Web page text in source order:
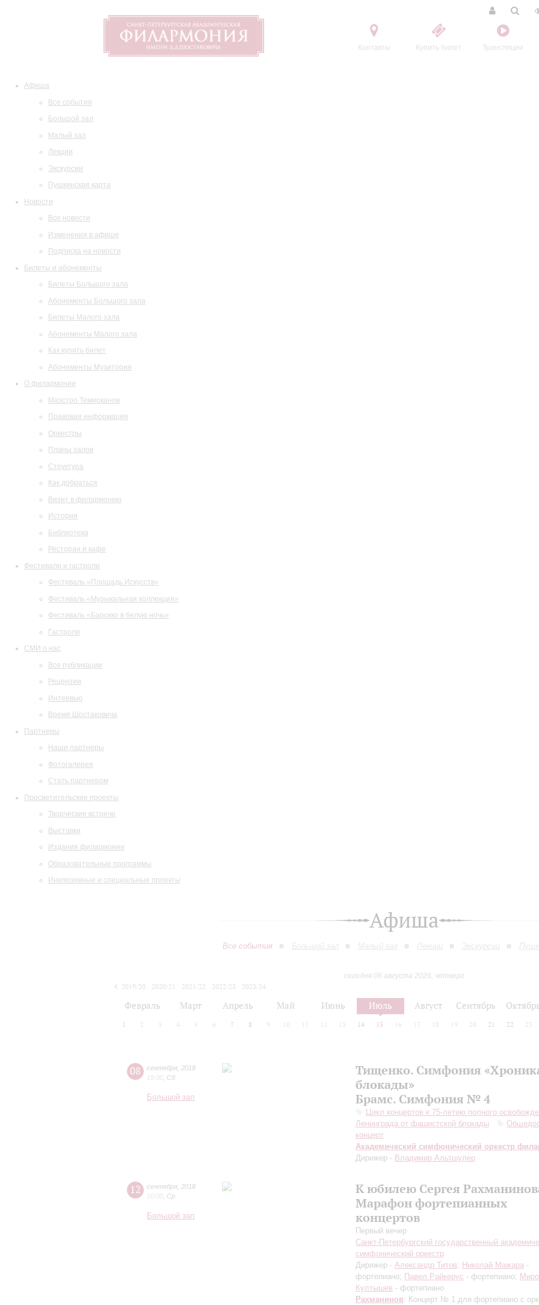
Контакты Купить билет Трансляции
Афиша
Все события
Большой зал
Малый зал
Лекции
Экскурсии
Пушкинская карта
Новости
Все новости
Изменения в афише
Подписка на новости
Билеты и абонементы
Билеты Большого зала
Абонементы Большого зала
Билеты Малого зала
Абонементы Малого зала
Как купить билет
Абонементы Музитория
О филармонии
Маэстро Темирканов
Правовая информация
Оркестры
Планы залов
Структура
Как добраться
Визит в филармонию
История
Библиотека
Ресторан и кафе
Фестивали и гастроли
Фестиваль «Площадь Искусств»
Фестиваль «Музыкальная коллекция»
Фестиваль «Барокко в белую ночь»
Гастроли
СМИ о нас
Все публикации
Рецензии
Интервью
Время Шостаковича
Партнеры
Наши партнеры
Фотогалерея
Стать партнером
Просветительские проекты
Творческие встречи
Выставки
Издания филармонии
Образовательные программы
Инклюзивные и специальные проекты
Афиша
Все события Большой зал Малый зал Лекции Экскурсии
сегодня 06 августа 2026, четверг
2019/20
2020/21 2021/22 2022/23
2023/24
Февраль Март Апрель Май Июнь Июль Август Сентябрь
1 2 3 4 5 6 7 8 9 10 12 13 14 15 16 17 18 19 20 21 22 23
08 сентября 2018
19:00 Сб
Большой зал
Тищенко. Симфония
блокады»
Брамс. Симфония № 4
Цикл концертов к 75-летию полного
Ленинграда от фашистской блокады
концерт
Академический симфонический оркестр
Дирижер - Владимир Альтшулер
12 сентября 2018
20:00 Ср
Большой зал
К юбилею Сергея
Марафон фортепианных
концертов
Первый вечер
Санкт-Петербургский государственный
симфонический оркестр
Дирижер - Александр Титов; Николай Мажара -
фортепиано; Павел Райкерус - фортепиано;
Култышев - фортепиано
Рахманинов: Концерт № 1 для фортепиано с